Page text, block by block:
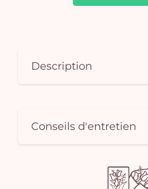
Description
Conseils d'entretien